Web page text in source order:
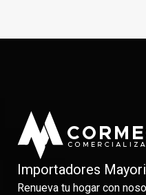
Importadores
Renueva tu hogar con